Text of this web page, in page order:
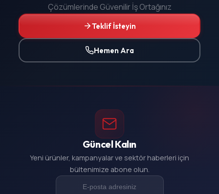
Çözümlerinde Güvenilir İş Ortağınız
Teklif İsteyin
Hemen Ara
Güncel Kalın
Yeni ürünler, kampanyalar ve sektör haberleri için
bültenimize abone olun.